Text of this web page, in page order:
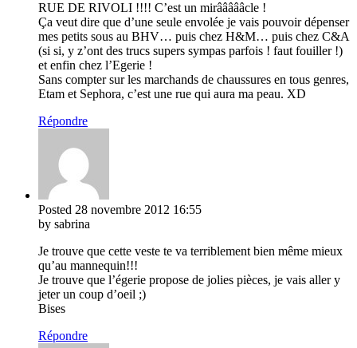
RUE DE RIVOLI !!!! C’est un mirâââââcle !
Ça veut dire que d’une seule envolée je vais pouvoir dépenser
mes petits sous au BHV… puis chez H&M… puis chez C&A
(si si, y z’ont des trucs supers sympas parfois ! faut fouiller !)
et enfin chez l’Egerie !
Sans compter sur les marchands de chaussures en tous genres,
Etam et Sephora, c’est une rue qui aura ma peau. XD
Répondre
Posted 28 novembre 2012 16:55
by sabrina
Je trouve que cette veste te va terriblement bien même mieux
qu’au mannequin!!!
Je trouve que l’égerie propose de jolies pièces, je vais aller y
jeter un coup d’oeil ;)
Bises
Répondre